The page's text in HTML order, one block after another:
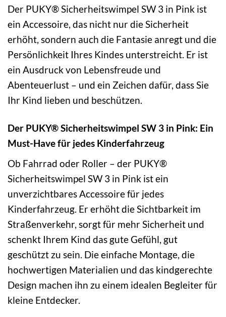
Der PUKY® Sicherheitswimpel SW 3 in Pink ist
ein Accessoire, das nicht nur die Sicherheit
erhöht, sondern auch die Fantasie anregt und die
Persönlichkeit Ihres Kindes unterstreicht. Er ist
ein Ausdruck von Lebensfreude und
Abenteuerlust – und ein Zeichen dafür, dass Sie
Ihr Kind lieben und beschützen.
Der PUKY® Sicherheitswimpel SW 3 in Pink: Ein
Must-Have für jedes Kinderfahrzeug
Ob Fahrrad oder Roller – der PUKY®
Sicherheitswimpel SW 3 in Pink ist ein
unverzichtbares Accessoire für jedes
Kinderfahrzeug. Er erhöht die Sichtbarkeit im
Straßenverkehr, sorgt für mehr Sicherheit und
schenkt Ihrem Kind das gute Gefühl, gut
geschützt zu sein. Die einfache Montage, die
hochwertigen Materialien und das kindgerechte
Design machen ihn zu einem idealen Begleiter für
kleine Entdecker.